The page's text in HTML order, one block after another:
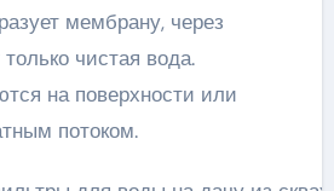
мембрану, через
чистая вода.
на поверхности или
потоком.